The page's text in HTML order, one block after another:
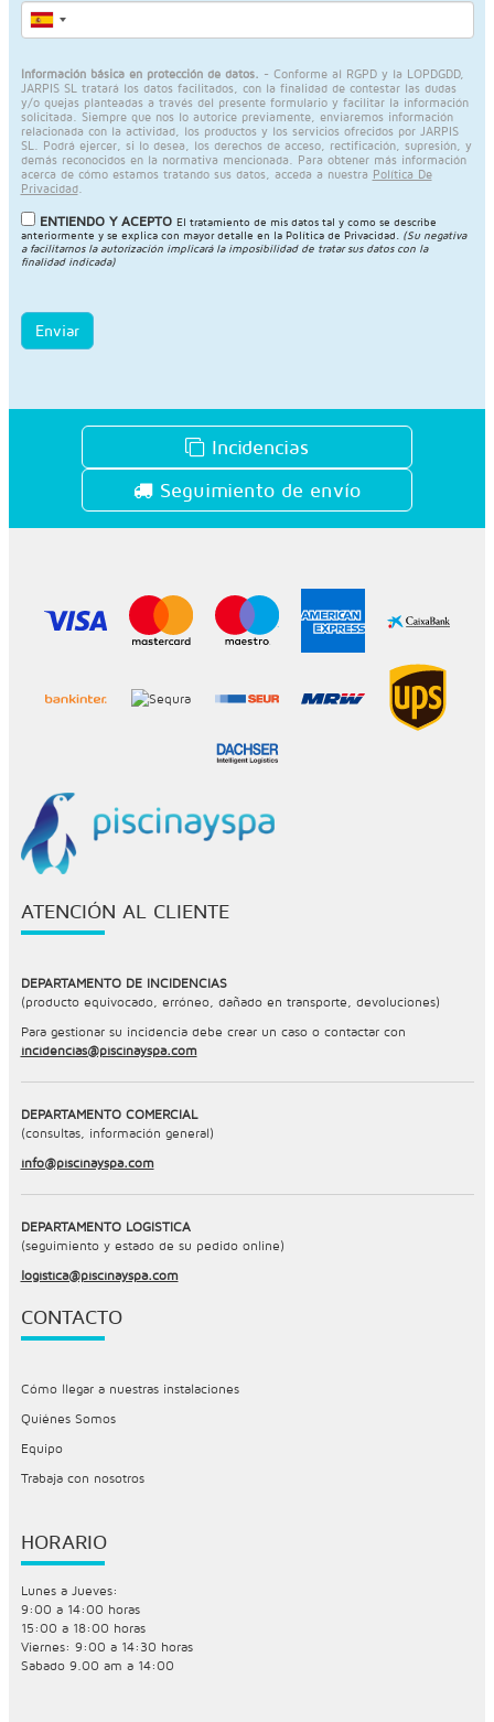
Información básica en protección de datos. - Conforme al RGPD y la LOPDGDD,
JARPIS SL tratará los datos facilitados, con la finalidad de contestar las dudas
y/o quejas planteadas a través del presente formulario y facilitar la información
solicitada. Siempre que nos lo autorice previamente, enviaremos información
relacionada con la actividad, los productos y los servicios ofrecidos por JARPIS
SL. Podrá ejercer, si lo desea, los derechos de acceso, rectificación, supresión, y
demás reconocidos en la normativa mencionada. Para obtener más información
acerca de cómo estamos tratando sus datos, acceda a nuestra Política De
Privacidad.
ENTIENDO Y ACEPTO El tratamiento de mis datos tal y como se describe
anteriormente y se explica con mayor detalle en la Política de Privacidad
(Su negativa
a facilitarnos la autorización implicará la imposibilidad de tratar sus datos con la
finalidad indicada)
Enviar
Incidencias
Seguimiento de envío
ATENCIÓN AL CLIENTE
DEPARTAMENTO DE INCIDENCIAS
(producto equivocado, erróneo, dañado en transporte, devoluciones)
Para gestionar su incidencia debe crear un caso o contactar con
incidencias@piscinayspa.com
DEPARTAMENTO COMERCIAL
(consultas, información general)
info@piscinayspa.com
DEPARTAMENTO LOGÍSTICA
(seguimiento y estado de su pedido online)
logistica@piscinayspa.com
CONTACTO
Cómo llegar a nuestras instalaciones
Quiénes Somos
Equipo
Trabaja con nosotros
HORARIO
Lunes a Jueves:
9:00 a 14:00 horas
15:00 a 18:00 horas
Viernes: 9:00 a 14:30 horas
Sabado 9.00 am a 14:00